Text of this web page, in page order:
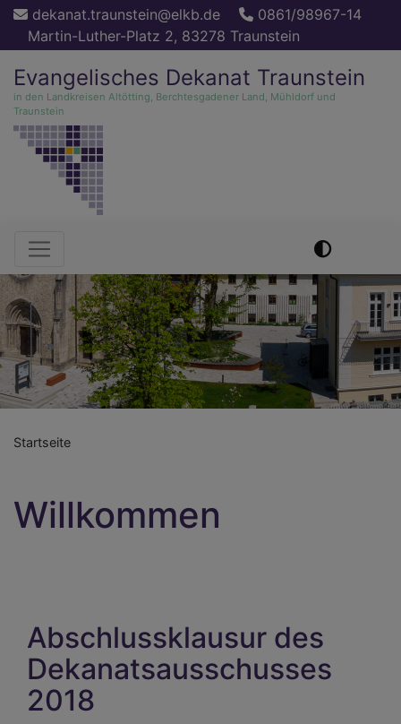
Direkt
Inhalt
dekanat.traunstein@elkb.de
0861/98967-14
Martin-Luther-Platz 2, 83278 Traunstein
Evangelisches Dekanat Traunstein
in den Landkreisen Altötting, Berchtesgadener Land, Mühldorf und
Traunstein
Hauptnavigation
Startseite
Willkommen
Abschlussklausur des
Dekanatsausschusses
2018